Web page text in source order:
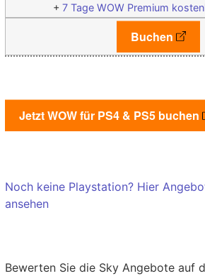
+ 7 Tage WOW Premium
Buchen
Jetzt WOW für PS4 & PS5 buchen
Noch keine Playstation? Hier
ansehen
Bewerten Sie die Sky Angebote auf